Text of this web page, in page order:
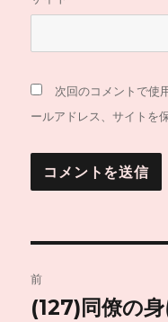
次回のコメントで使
ールアドレス、サイトを
稿
前
前
(127)同僚の